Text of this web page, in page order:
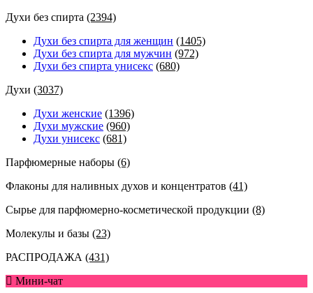
Духи без спирта (2394)
Духи без спирта для женщин (1405)
Духи без спирта для мужчин (972)
Духи без спирта унисекс (680)
Духи (3037)
Духи женские (1396)
Духи мужские (960)
Духи унисекс (681)
Парфюмерные наборы (6)
Флаконы для наливных духов и концентратов (41)
Сырье для парфюмерно-косметической продукции (8)
Молекулы и базы (23)
РАСПРОДАЖА (431)
Мини-чат